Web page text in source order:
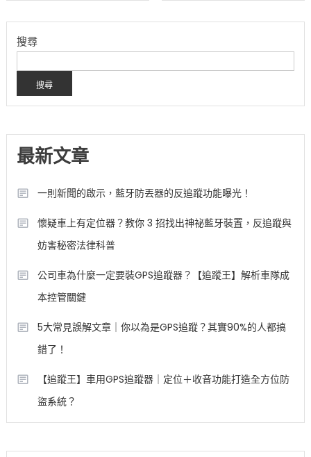
搜尋
搜尋
最新文章
一則新聞的啟示，藍牙防丟器的反追蹤功能曝光！
懷疑車上有定位器？教你 3 招找出神祕藍牙裝置，反追蹤與
妨害秘密法律科普
公司車為什麼一定要裝GPS追蹤器？【追蹤王】解析車隊成
本控管關鍵
5大常見誤解文章｜你以為是GPS追蹤？其實90%的人都搞
錯了！
【追蹤王】車用GPS追蹤器｜定位＋收音功能打造全方位防
盜系統？